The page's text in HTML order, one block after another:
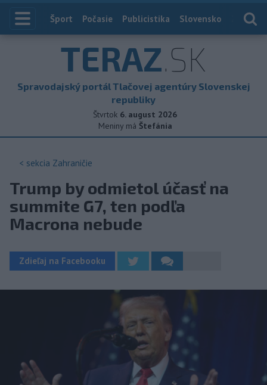
Index
Šport Počasie Publicistika Slovensko
TERAZ.SK
Spravodajský portál Tlačovej agentúry Slovenskej
republiky
Štvrtok 6. august 2026
Meniny má Štefánia
< sekcia Zahraničie
Trump by odmietol účasť na
summite G7, ten podľa
Macrona nebude
Zdieľaj na Facebooku